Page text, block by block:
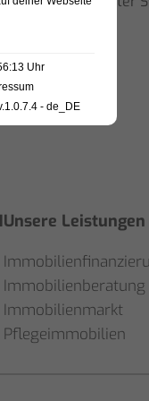
Lösung am
habe mich sehr gut
gefühlt und
Ellebracht nur
Unsere Leistungen
Immobilienberatung
Immobilienmarkt
Pflegeimmobilien
Uhr
- de_DE